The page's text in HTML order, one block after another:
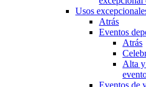
Usos
Atrás
Eventos
Atrás
Alta y